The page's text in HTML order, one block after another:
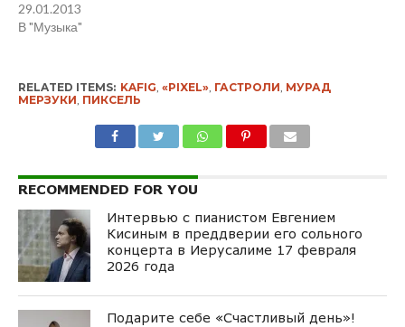
29.01.2013
В "Музыка"
RELATED ITEMS: KAFIG, «PIXEL», ГАСТРОЛИ, МУРАД
МЕРЗУКИ, ПИКСЕЛЬ
RECOMMENDED FOR YOU
Интервью с пианистом Евгением
Кисиным в преддверии его сольного
концерта в Иерусалиме 17 февраля
2026 года
Подарите себе «Счастливый день»!